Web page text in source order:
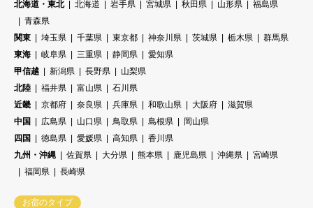
北海道・東北 北海道 岩手県 宮城県 秋田県 山形県
福島県
青森県
関東
埼玉県 千葉県 東京都 神奈川県 茨城県 栃木県
群馬県
東海
岐阜県 三重県 静岡県
愛知県
甲信越
新潟県 長野県
山梨県
北陸
福井県 富山県
石川県
近畿
京都府 奈良県 兵庫県 和歌山県 大阪府
滋賀県
中国
広島県 山口県 鳥取県 島根県
岡山県
四国
徳島県 愛媛県 高知県
香川県
九州・沖縄
佐賀県 大分県 熊本県 鹿児島県 沖縄県
宮崎県
福岡県
長崎県
お宿のタイプ